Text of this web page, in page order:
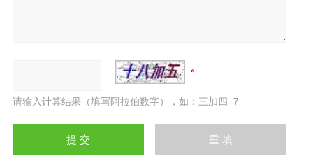
请输入计算结果（填写阿拉伯数字），如：三加四=7